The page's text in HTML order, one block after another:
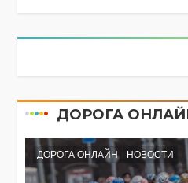
ДОРОГА
ДОРОГА ОНЛАЙН НОВОСТИ